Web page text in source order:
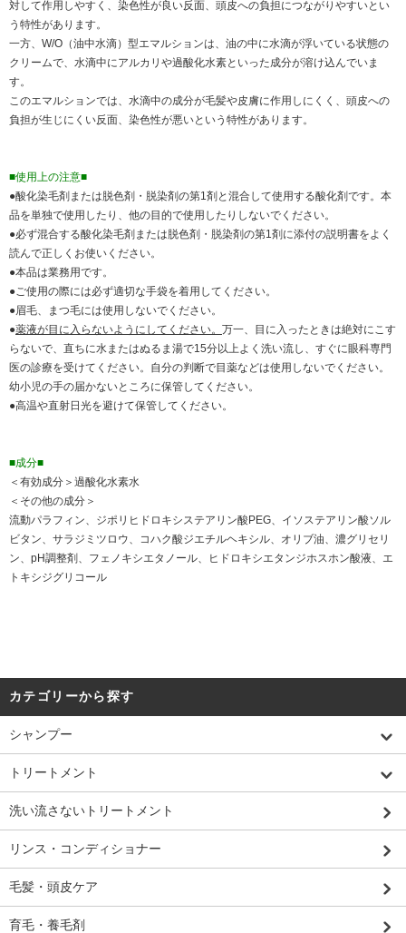
対して作用しやすく、染色性が良い反面、頭皮への負担につながりやすいとい
う特性があります。
一方、W/O（油中水滴）型エマルションは、油の中に水滴が浮いている状態の
クリームで、水滴中にアルカリや過酸化水素といった成分が溶け込んでいま
す。
このエマルションでは、水滴中の成分が毛髪や皮膚に作用しにくく、頭皮への
負担が生じにくい反面、染色性が悪いという特性があります。
■使用上の注意■
●酸化染毛剤または脱色剤・脱染剤の第1剤と混合して使用する酸化剤です。本
品を単独で使用したり、他の目的で使用したりしないでください。
●必ず混合する酸化染毛剤または脱色剤・脱染剤の第1剤に添付の説明書をよく
読んで正しくお使いください。
●本品は業務用です。
●ご使用の際には必ず適切な手袋を着用してください。
●眉毛、まつ毛には使用しないでください。
●薬液が目に入らないようにしてください。 万一、目に入ったときは絶対にこす
らないで、直ちに水またはぬるま湯で15分以上よく洗い流し、すぐに眼科専門
医の診療を受けてください。自分の判断で目薬などは使用しないでください。
幼小児の手の届かないところに保管してください。
●高温や直射日光を避けて保管してください。
■成分■
＜有効成分＞過酸化水素水
＜その他の成分＞
流動パラフィン、ジポリヒドロキシステアリン酸PEG、イソステアリン酸ソル
ビタン、サラジミツロウ、コハク酸ジエチルヘキシル、オリブ油、濃グリセリ
ン、pH調整剤、フェノキシエタノール、ヒドロキシエタンジホスホン酸液、エ
トキシジグリコール
カテゴリーから探す
シャンプー
トリートメント
洗い流さないトリートメント
リンス・コンディショナー
毛髪・頭皮ケア
育毛・養毛剤